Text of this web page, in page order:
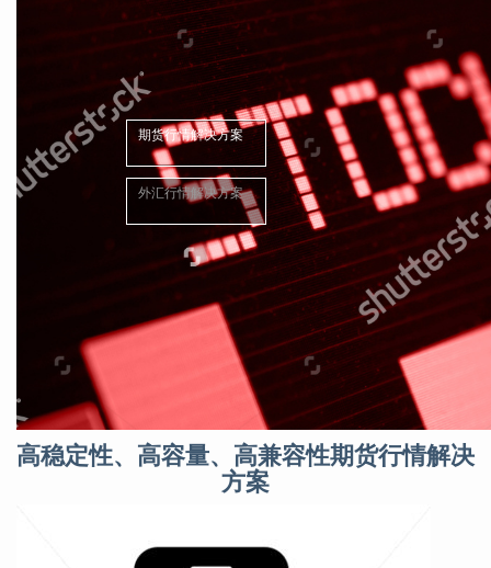
期货行情解决方案
外汇行情解决方案
高稳定性、高容量、高兼容性期货行情解决
方案